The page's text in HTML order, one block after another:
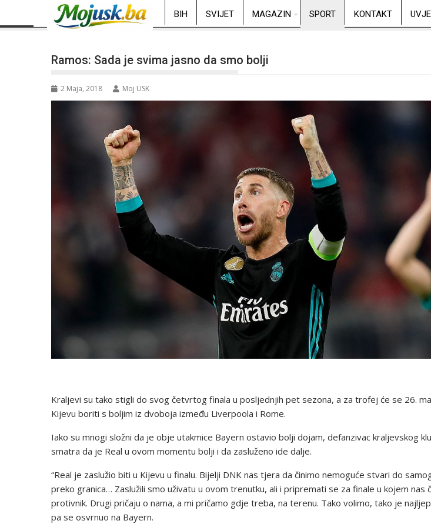
BIH SVIJET MAGAZIN SPORT KONTAKT
Ramos: Sada je svima jasno da smo bolji
2 Maja, 2018 Moj USK
Kraljevi su tako stigli do svog četvrtog finala u posljednjih pet sezona, a za trofej će se 26.
Kijevu boriti s boljim iz dvoboja između Liverpoola i Rome.
Iako su mnogi složni da je obje utakmice Bayern ostavio bolji dojam, defanzivac kraljevskog
smatra da je Real u ovom momentu bolji i da zasluženo ide dalje.
“Real je zaslužio biti u Kijevu u finalu. Bijelji DNK nas tjera da činimo nemoguće stvari do
preko granica… Zaslužili smo uživatu u ovom trenutku, ali i pripremati se za finale u kojem nas
protivnik. Drugi pričaju o nama, a mi pričamo gdje treba, na terenu. Tako volimo, tako je
pa se osvrnuo na Bayern.